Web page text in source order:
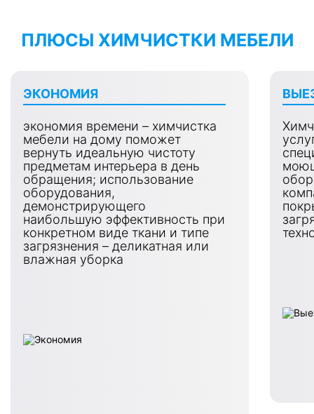
ПЛЮСЫ ХИМЧИСТКИ МЕБЕЛИ
ЭКОНОМИЯ
экономия времени – химчистка
мебели на дому поможет
вернуть идеальную чистоту
предметам интерьера в день
обращения; использование
оборудования,
демонстрирующего
наибольшую эффективность при
конкретном виде ткани и типе
загрязнения – деликатная или
влажная уборка